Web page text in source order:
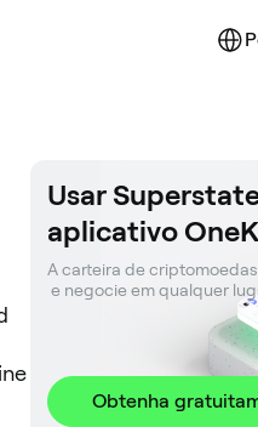
Usar
aplicativo
A carteira de
e negocie em qualquer
Obtenha